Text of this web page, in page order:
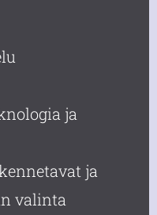
ja
ja
valinta